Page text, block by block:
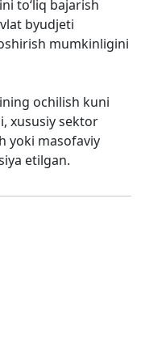
to‘liq bajarish
byudjeti
mumkinligini
ochilish kuni
xususiy sektor
yoki masofaviy
etilgan.